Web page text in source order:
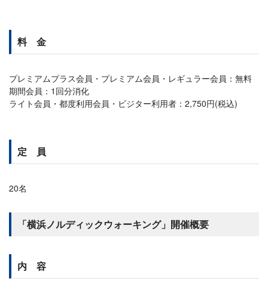
料 金
プレミアムプラス会員・プレミアム会員・レギュラー会員：無料
期間会員：1回分消化
ライト会員・都度利用会員・ビジター利用者：2,750円(税込)
定 員
20名
「横浜ノルディックウォーキング」開催概要
内 容